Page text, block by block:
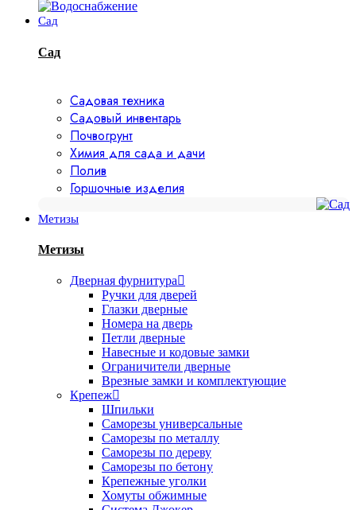
Сад
Сад
Садовая техника
Садовый инвентарь
Почвогрунт
Химия для сада и дачи
Полив
Горшочные изделия
Метизы
Метизы
Дверная фурнитура
Ручки для дверей
Глазки дверные
Номера на дверь
Петли дверные
Навесные и кодовые замки
Ограничители дверные
Врезные замки и комплектующие
Крепеж
Шпильки
Саморезы универсальные
Саморезы по металлу
Саморезы по дереву
Саморезы по бетону
Крепежные уголки
Хомуты обжимные